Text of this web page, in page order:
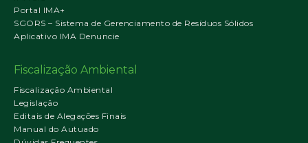
Portal IMA+
SGORS – Sistema de Gerenciamento de Resíduos Sólidos
Aplicativo IMA Denuncie
Fiscalização Ambiental
Fiscalização Ambiental
Legislação
Editais de Alegações Finais
Manual do Autuado